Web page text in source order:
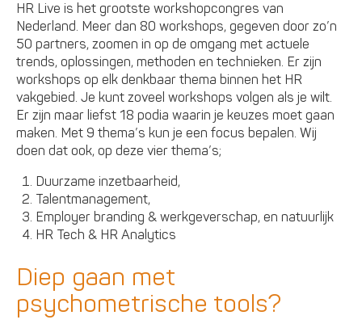
HR Live is het grootste workshopcongres van
Nederland. Meer dan 80 workshops, gegeven door zo’n
50 partners, zoomen in op de omgang met actuele
trends, oplossingen, methoden en technieken. Er zijn
workshops op elk denkbaar thema binnen het HR
vakgebied. Je kunt zoveel workshops volgen als je wilt.
Er zijn maar liefst 18 podia waarin je keuzes moet gaan
maken. Met 9 thema’s kun je een focus bepalen. Wij
doen dat ook, op deze vier thema’s;
Duurzame inzetbaarheid,
Talentmanagement,
Employer branding & werkgeverschap, en natuurlijk
HR Tech & HR Analytics
Diep gaan met
psychometrische tools?